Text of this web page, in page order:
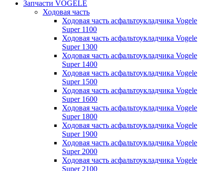
Запчасти VOGELE
Ходовая часть
Ходовая часть асфальтоукладчика Vogele
Super 1100
Ходовая часть асфальтоукладчика Vogele
Super 1300
Ходовая часть асфальтоукладчика Vogele
Super 1400
Ходовая часть асфальтоукладчика Vogele
Super 1500
Ходовая часть асфальтоукладчика Vogele
Super 1600
Ходовая часть асфальтоукладчика Vogele
Super 1800
Ходовая часть асфальтоукладчика Vogele
Super 1900
Ходовая часть асфальтоукладчика Vogele
Super 2000
Ходовая часть асфальтоукладчика Vogele
Super 2100